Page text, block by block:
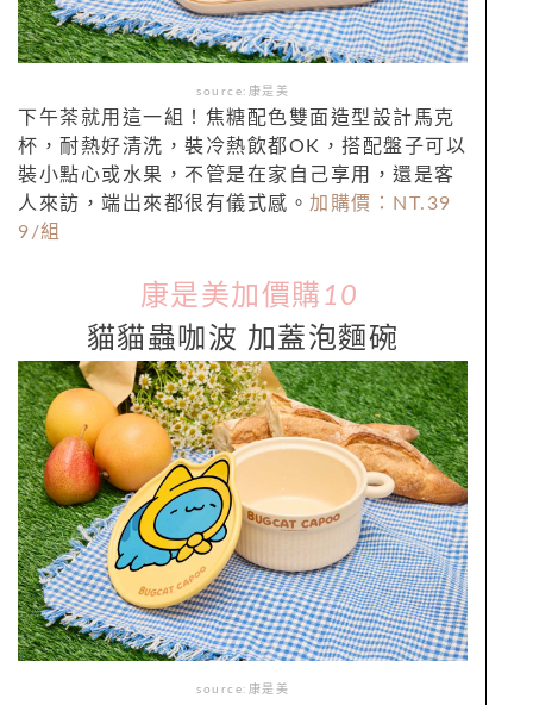
source:康是美
下午茶就用這一組！焦糖配色雙面造型設計馬克
杯，耐熱好清洗，裝冷熱飲都OK，搭配盤子可以
裝小點心或水果，不管是在家自己享用，還是客
人來訪，端出來都很有儀式感。 加購價：NT. 39
9/組
康是美加價購 10
貓貓蟲咖波 加蓋泡麵碗
source:康是美